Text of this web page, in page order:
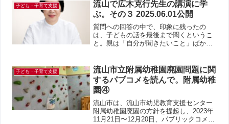
告）してくれるという...
子ども・子育て支援
流山で広木克行先生の講演に学
ぶ。その３ 2025.06.01公開
質問への回答の中で、印象に残ったの
は、子どもの話を最後まで聞くというこ
と。親は「自分が聞きたいこと」ばかり
んと聞いていない。自分が聞きたいと思
っている話ではないことを聞...
子ども・子育て支援
流山市立附属幼稚園廃園問題に関
するパブコメを読んで。附属幼稚
園④
流山市は、流山市幼児教育支援センター
附属幼稚園廃園の方針を提起し、2023年
11月21日〜12月20日、パブリックコメン